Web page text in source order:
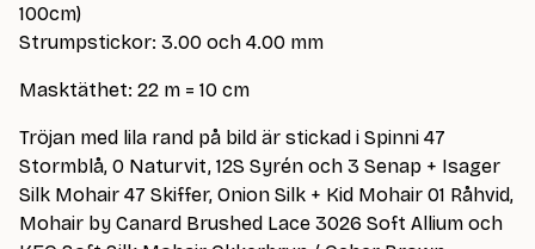
100cm)
Strumpstickor: 3.00 och 4.00 mm
Masktäthet: 22 m = 10 cm
Tröjan med lila rand på bild är stickad i Spinni 47
Stormblå, 0 Naturvit, 12S Syrén och 3 Senap + Isager
Silk Mohair 47 Skiffer, Onion Silk + Kid Mohair 01 Råhvid,
Mohair by Canard Brushed Lace 3026 Soft Allium och